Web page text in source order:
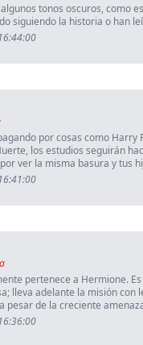
tonos oscuros, como
siguiendo la historia o han
por cosas como Harry
los estudios seguirán
ver la misma basura y tus
pertenece a Hermione.
lleva adelante la misión con
pesar de la creciente